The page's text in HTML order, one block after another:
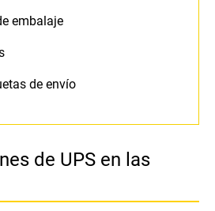
embalaje
de envío
de UPS en las